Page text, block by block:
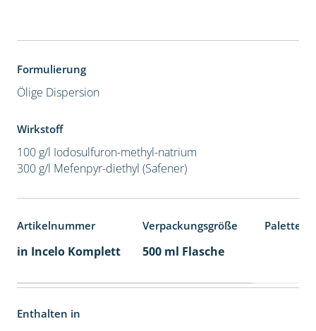
Formulierung
Ölige Dispersion
Wirkstoff
100 g/l Iodosulfuron-methyl-natrium
300 g/l Mefenpyr-diethyl (Safener)
Artikelnummer Verpackungsgröße
in Incelo Komplett 500 ml Flasche
Enthalten in